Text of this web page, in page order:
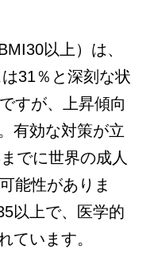
以上）は、
31％と深刻な状
すが、上昇傾向
有効な対策が立
でに世界の成人
能性がありま
以上で、医学的
ています。